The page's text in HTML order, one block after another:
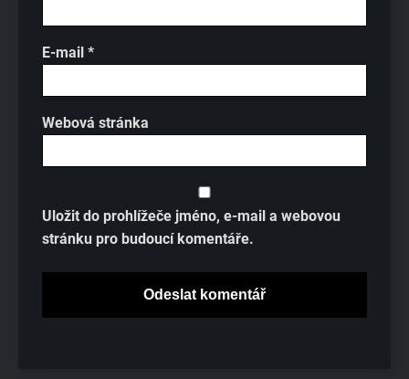
E-mail *
Webová stránka
Uložit do prohlížeče jméno, e-mail a webovou
stránku pro budoucí komentáře.